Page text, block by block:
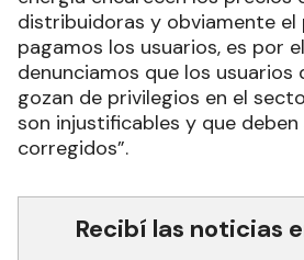
distribuidoras y obviamente el
pagamos los usuarios, es por
denunciamos que los usuarios
gozan de privilegios en el
son injustificables y que
corregidos”.
Recibí las noticias